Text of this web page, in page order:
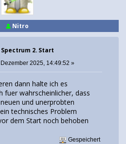
Nitro
2. Start
Dezember 2025, 14:49:52 »
dann halte ich es
fuer wahrscheinlicher, dass
und unerprobten
technisches Problem
dem Start noch behoben
Gespeichert